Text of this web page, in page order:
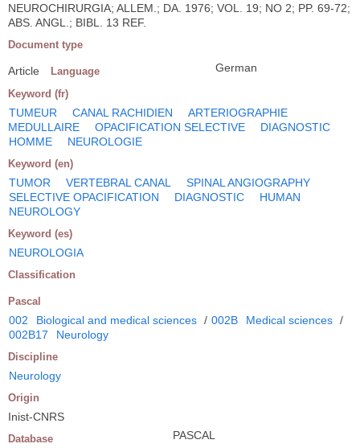
NEUROCHIRURGIA; ALLEM.; DA. 1976; VOL. 19; NO 2; PP. 69-72;
ABS. ANGL.; BIBL. 13 REF.
Document type
Article Language German
Keyword (fr)
TUMEUR CANAL RACHIDIEN
ARTERIOGRAPHIE
MEDULLAIRE
OPACIFICATION SELECTIVE
DIAGNOSTIC
HOMME
NEUROLOGIE
Keyword (en)
TUMOR VERTEBRAL CANAL
SPINAL ANGIOGRAPHY
SELECTIVE OPACIFICATION
DIAGNOSTIC
HUMAN
NEUROLOGY
Keyword (es)
NEUROLOGIA
Classification
Pascal
002 Biological and medical sciences / 002B Medical sciences /
002B17
Neurology
Discipline
Neurology
Origin
Inist-CNRS
Database PASCAL